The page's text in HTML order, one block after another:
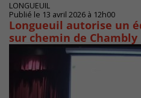
LONGUEUIL
Publié le 13 avril 2026 à 12h00
Longueuil autorise un
sur chemin de Chambly